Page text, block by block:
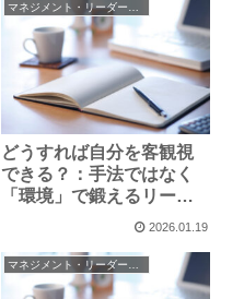
どうすれば自分を客観視
できる？：手法ではなく
「環境」で鍛えるリーダ
2026.01.19